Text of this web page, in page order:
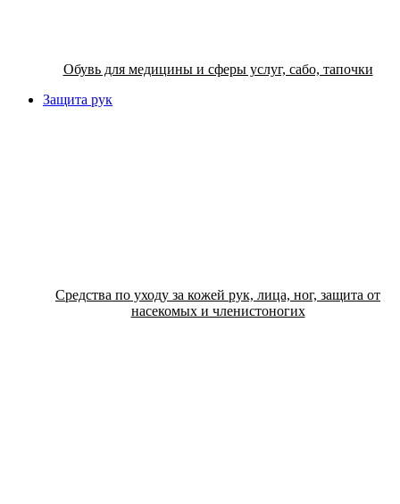
Обувь для медицины и сферы услуг, сабо, тапочки
Защита рук
Средства по уходу за кожей рук, лица, ног, защита от
насекомых и членистоногих